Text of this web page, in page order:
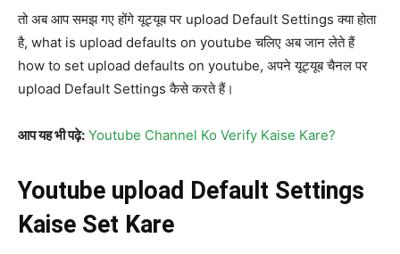
तो अब आप समझ गए होंगे यूट्यूब पर upload Default Settings क्या होता
है, what is upload defaults on youtube चलिए अब जान लेते हैं
how to set upload defaults on youtube, अपने यूट्यूब चैनल पर
upload Default Settings कैसे करते हैं।
आप यह भी पढ़े: Youtube Channel Ko Verify Kaise Kare?
Youtube upload Default Settings
Kaise Set Kare